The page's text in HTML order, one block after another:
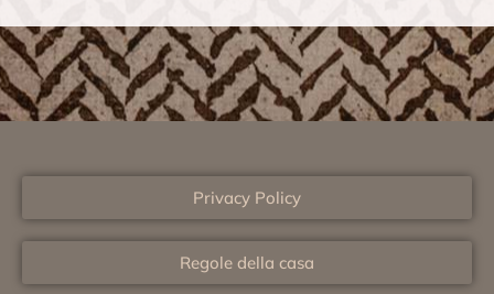
Privacy Policy
Regole della casa